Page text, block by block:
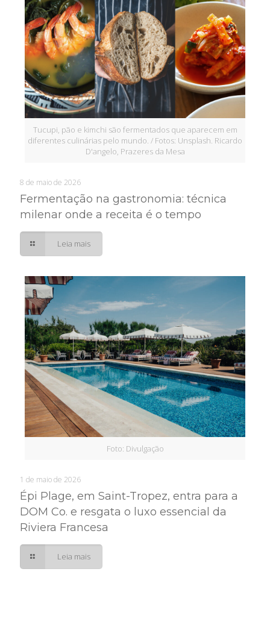
Tucupi, pão e kimchi são fermentados que aparecem em
diferentes culinárias pelo mundo. / Fotos: Unsplash. Ricardo
D'angelo, Prazeres da Mesa
8 de maio de 2026
Fermentação na gastronomia: técnica
milenar onde a receita é o tempo
Leia mais
Foto: Divulgação
1 de maio de 2026
Épi Plage, em Saint-Tropez, entra para a
DOM Co. e resgata o luxo essencial da
Riviera Francesa
Leia mais